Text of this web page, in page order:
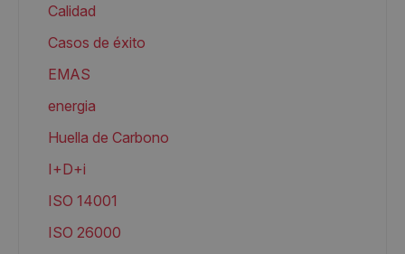
Calidad
Casos de éxito
EMAS
energia
Huella de Carbono
I+D+i
ISO 14001
ISO 26000